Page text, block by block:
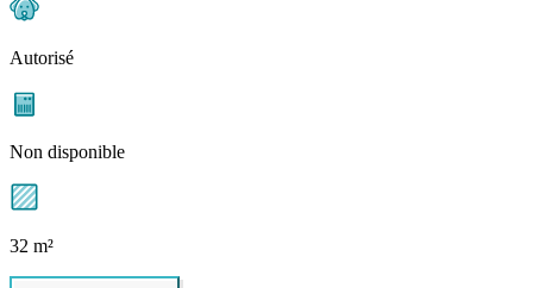
Autorisé
Non disponible
32 m²